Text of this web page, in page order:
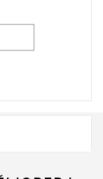
Regions